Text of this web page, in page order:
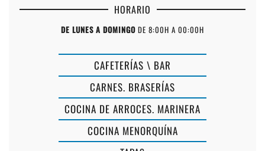
HORARIO
DE LUNES A DOMINGO DE 8:00H A 00:00H
CAFETERÍAS \ BAR
CARNES. BRASERÍAS
COCINA DE ARROCES. MARINERA
COCINA MENORQUÍNA
ES